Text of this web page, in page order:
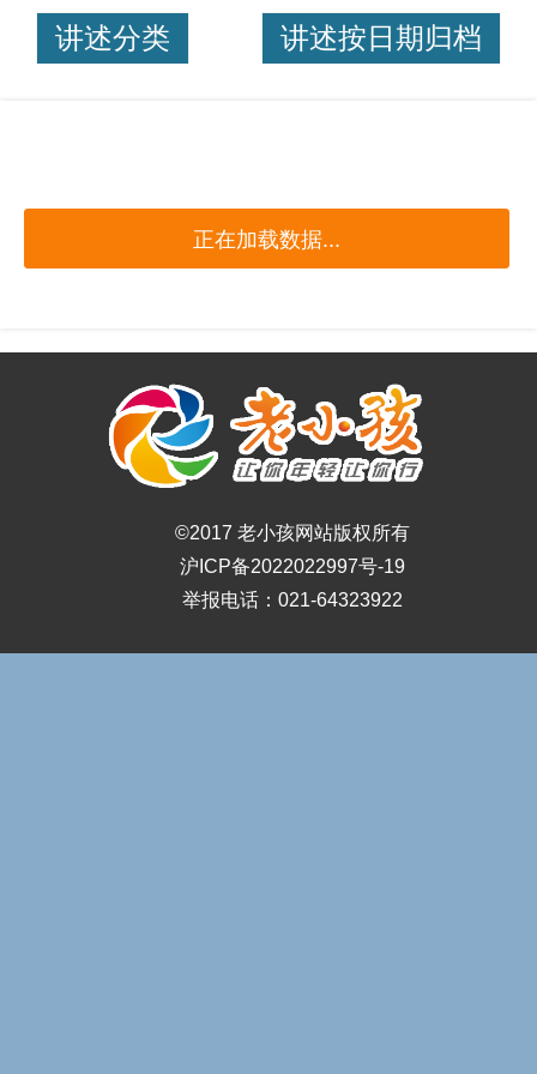
讲述分类 讲述按日期归档
正在加载数据...
©2017 老小孩网站版权所有
沪ICP备2022022997号-19
举报电话：021-64323922